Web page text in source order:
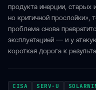
продукта инерции, старых
но критичной
проблема снова
эксплуатацией — и у
короткая дорога к
CISA SERV-U